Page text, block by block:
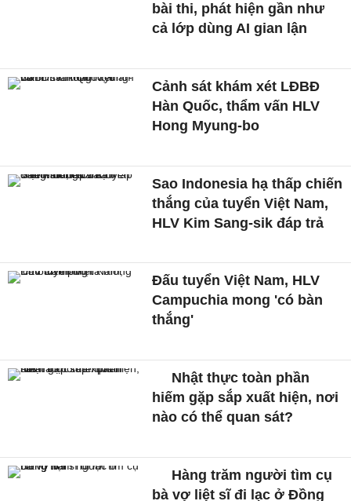
bài thi, phát hiện gần như
cả lớp dùng AI gian lận
Cảnh sát khám xét LĐBĐ
Hàn Quốc, thẩm vấn HLV
Hong Myung-bo
Sao Indonesia hạ thấp chiến
thắng của tuyển Việt Nam,
HLV Kim Sang-sik đáp trả
Đấu tuyển Việt Nam, HLV
Campuchia mong 'có bàn
thắng'
Nhật thực toàn phần
hiếm gặp sắp xuất hiện, nơi
nào có thể quan sát?
Hàng trăm người tìm cụ
bà vợ liệt sĩ đi lạc ở Đồng